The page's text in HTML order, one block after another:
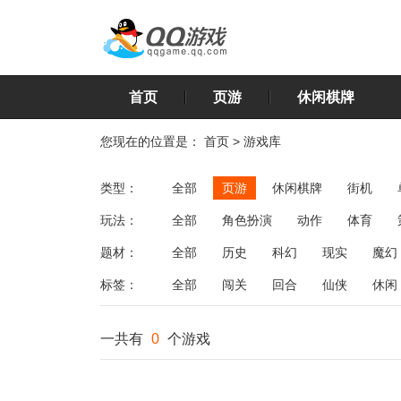
首页 页游 休闲棋牌
您现在的位置是： 首页 > 游戏库
类型： 全部 页游 休闲棋牌 街机
玩法： 全部 角色扮演 动作 体育
飞行
恋爱 第三人称射击 棋类
题材： 全部 历史 科幻 现实 魔幻
标签： 全部 闯关 回合 仙侠 休闲
一共有 0 个游戏